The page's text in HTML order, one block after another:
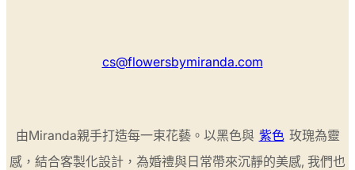
cs@flowersbymiranda.com
由Miranda親手打造每一束花藝。以黑色與 紫色 玫瑰為靈
感，結合客製化設計，為婚禮與日常帶來沉靜的美感, 我們也